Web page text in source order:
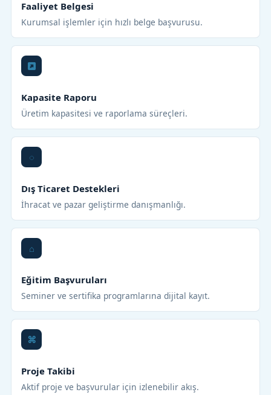
Faaliyet Belgesi
Kurumsal işlemler için hızlı belge başvurusu.
Kapasite Raporu
Üretim kapasitesi ve raporlama süreçleri.
Dış Ticaret Destekleri
İhracat ve pazar geliştirme danışmanlığı.
Eğitim Başvuruları
Seminer ve sertifika programlarına dijital kayıt.
Proje Takibi
Aktif proje ve başvurular için izlenebilir akış.